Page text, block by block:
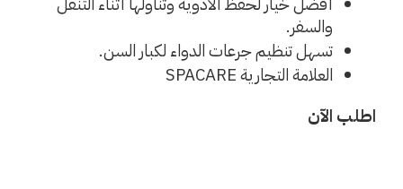
والسفر.
تسهل تنظيم جرعات الدواء لكبار السن.
العلامة التجارية SPACARE
اطلب الآن